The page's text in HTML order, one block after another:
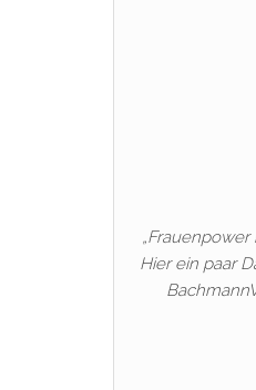
Hier ein paar